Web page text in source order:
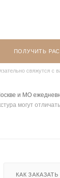
ПОЛУЧИТЬ
свяжутся с
и МО
могут
КАК ЗАКАЗАТЬ